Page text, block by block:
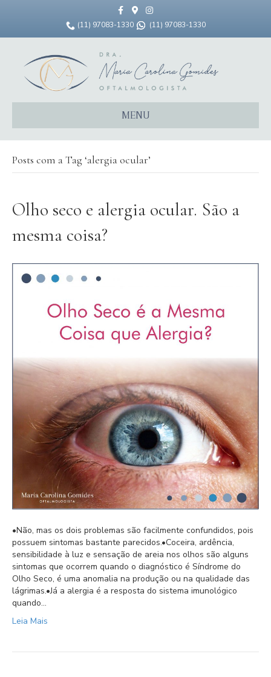
c
b
o
k
G
o
l
a
s
s
t
a
a
m
(11) 97083-1330 (11) 97083-1330
MENU
Posts com a Tag ‘alergia ocular’
Olho seco e alergia ocular. São a
mesma coisa?
•Não, mas os dois problemas são facilmente confundidos, pois
possuem sintomas bastante parecidos.⁣⁣•Coceira, ardência,
sensibilidade à luz e sensação de areia nos olhos são alguns
sintomas que ocorrem quando o diagnóstico é Síndrome do
Olho Seco, é uma anomalia na produção ou na qualidade das
lágrimas.⁣⁣•Já a alergia é a resposta do sistema imunológico
quando…
Leia Mais